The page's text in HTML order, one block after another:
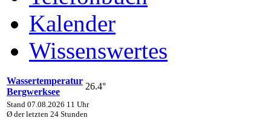
Kalender
Wissenswertes
Wassertemperatur
Bergwerksee
26.4°
Stand 07.08.2026 11 Uhr
Ø der letzten 24 Stunden